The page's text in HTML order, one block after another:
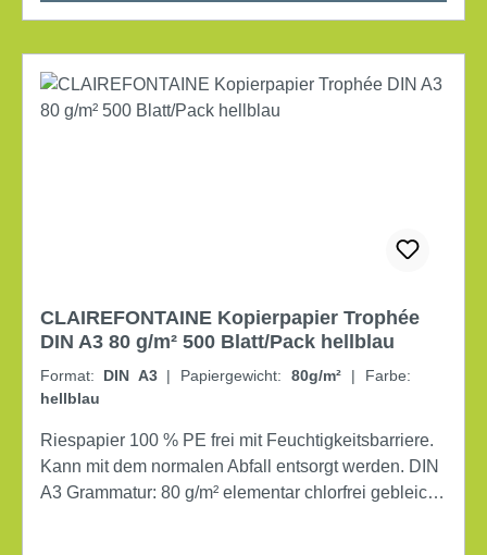
CLAIREFONTAINE Kopierpapier Trophée
DIN A3 80 g/m² 500 Blatt/Pack hellblau
Format: DIN A3 | Papiergewicht: 80g/m² |
Farbe:
hellblau
Riespapier 100 % PE frei mit Feuchtigkeitsbarriere.
Kann mit dem normalen Abfall entsorgt werden. DIN
A3 Grammatur: 80 g/m² elementar chlorfrei gebleicht,